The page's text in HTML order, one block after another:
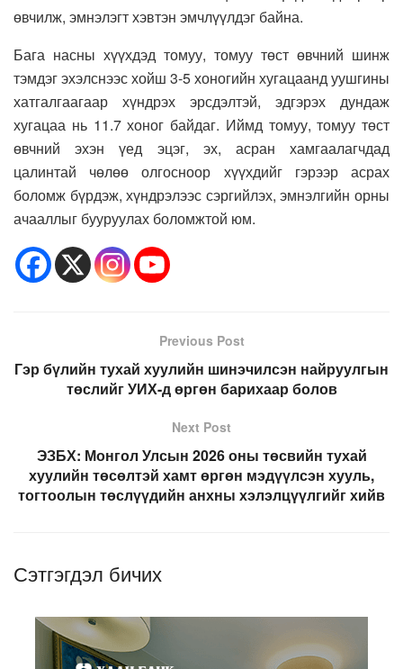
өвчилж, эмнэлэгт хэвтэн эмчлүүлдэг байна.
Бага насны хүүхдэд томуу, томуу төст өвчний шинж
тэмдэг эхэлснээс хойш 3-5 хоногийн хугацаанд уушгины
хатгалгаагаар хүндрэх эрсдэлтэй, эдгэрэх дундаж
хугацаа нь 11.7 хоног байдаг. Иймд томуу, томуу төст
өвчний эхэн үед эцэг, эх, асран хамгаалагчдад
цалинтай чөлөө олгосноор хүүхдийг гэрээр асрах
боломж бүрдэж, хүндрэлээс сэргийлэх, эмнэлгийн орны
ачааллыг бууруулах боломжтой юм.
Previous Post
Гэр бүлийн тухай хуулийн шинэчилсэн найруулгын
төслийг УИХ-д өргөн барихаар болов
Next Post
ЭЗБХ: Монгол Улсын 2026 оны төсвийн тухай
хуулийн төсөлтэй хамт өргөн мэдүүлсэн хууль,
тогтоолын төслүүдийн анхны хэлэлцүүлгийг хийв
Сэтгэгдэл бичих